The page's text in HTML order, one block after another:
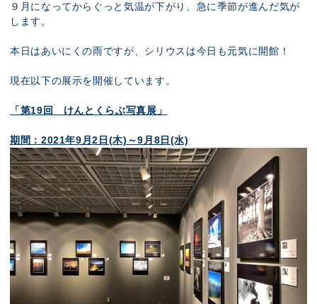
９月になってからぐっと気温が下がり、急に季節が進んだ気が
します。
本日はあいにくの雨ですが、シリウスは今日も元気に開館！
現在以下の展示を開催しています。
「第19回 けんとくらぶ写真展」
期間：2021年9月2日(木)～9月8日(水)